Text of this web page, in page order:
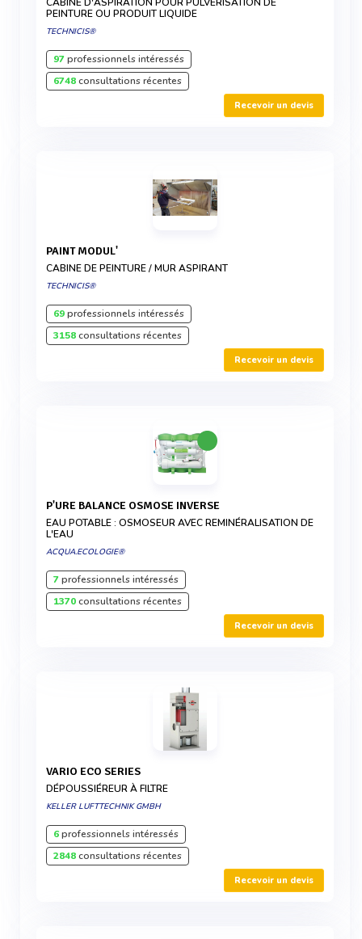
PEINTURE OU PRODUIT LIQUIDE
TECHNICIS®
97professionnels intéressés
6748consultations récentes
Recevoir un devis
PAINT MODUL'
CABINE DE PEINTURE / MUR ASPIRANT
TECHNICIS®
69professionnels intéressés
3158consultations récentes
Recevoir un devis
P'URE BALANCE OSMOSE INVERSE
EAU POTABLE : OSMOSEUR AVEC REMINÉRALISATION DE
L'EAU
ACQUA.ECOLOGIE®
7professionnels intéressés
1370consultations récentes
Recevoir un devis
VARIO ECO SERIES
DÉPOUSSIÉREUR À FILTRE
KELLER LUFTTECHNIK GMBH
6professionnels intéressés
2848consultations récentes
Recevoir un devis